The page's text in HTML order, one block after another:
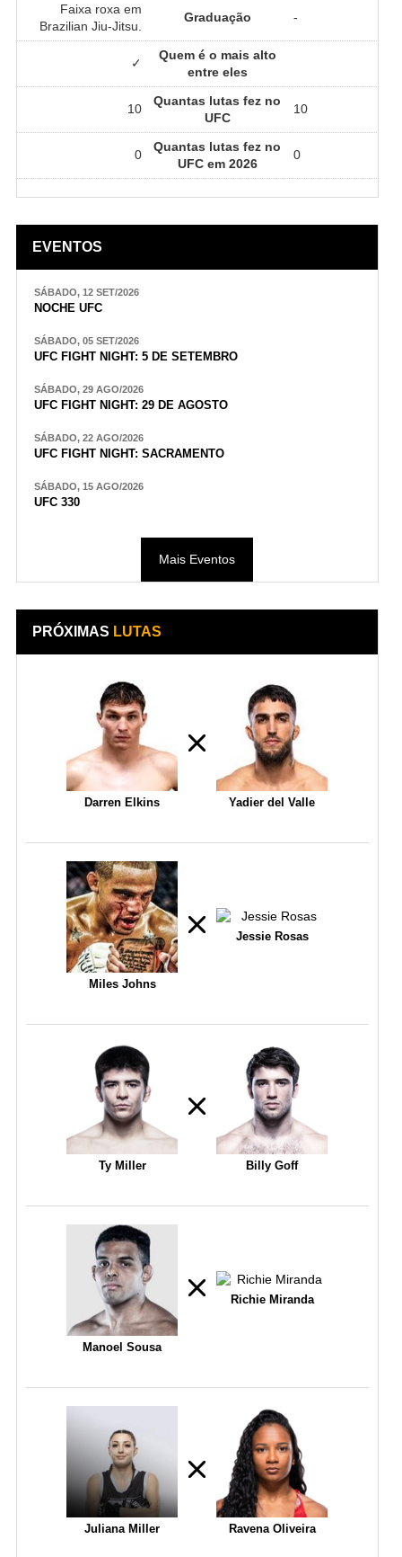
Faixa roxa em
Brazilian Jiu-Jitsu.
Graduação -
✓
Quem é o mais alto
entre eles
10
Quantas lutas fez no
UFC
10
0
Quantas lutas fez no
UFC em 2026
0
EVENTOS
SÁBADO, 12 SET/2026
NOCHE UFC
SÁBADO, 05 SET/2026
UFC FIGHT NIGHT: 5 DE SETEMBRO
SÁBADO, 29 AGO/2026
UFC FIGHT NIGHT: 29 DE AGOSTO
SÁBADO, 22 AGO/2026
UFC FIGHT NIGHT: SACRAMENTO
SÁBADO, 15 AGO/2026
UFC 330
Mais Eventos
PRÓXIMAS LUTAS
Darren Elkins Yadier del Valle
Miles Johns
Jessie Rosas
Ty Miller Billy Goff
Manoel Sousa
Richie Miranda
Juliana Miller Ravena Oliveira